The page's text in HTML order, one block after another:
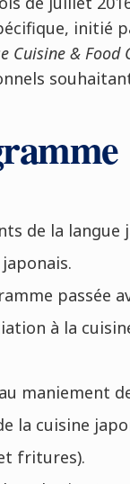
initié
Cuisine & Food
de la langue
passée
à la
maniement
la cuisine
fritures).